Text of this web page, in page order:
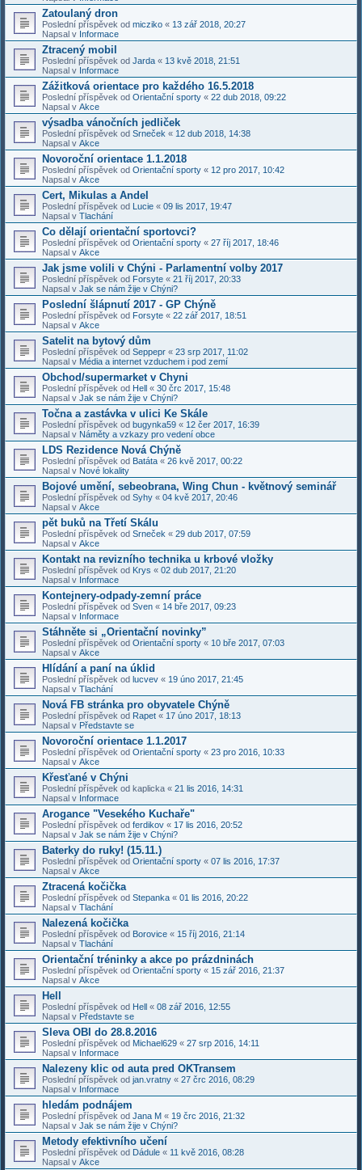
Zatoulaný dron
Poslední příspěvek od micziko « 13 zář 2018, 20:27
Napsal v Informace
Ztracený mobil
Poslední příspěvek od Jarda « 13 kvě 2018, 21:51
Napsal v Informace
Zážitková orientace pro každého 16.5.2018
Poslední příspěvek od Orientační sporty « 22 dub 2018, 09:22
Napsal v Akce
výsadba vánočních jedliček
Poslední příspěvek od Srneček « 12 dub 2018, 14:38
Napsal v Akce
Novoroční orientace 1.1.2018
Poslední příspěvek od Orientační sporty « 12 pro 2017, 10:42
Napsal v Akce
Cert, Mikulas a Andel
Poslední příspěvek od Lucie « 09 lis 2017, 19:47
Napsal v Tlachání
Co dělají orientační sportovci?
Poslední příspěvek od Orientační sporty « 27 říj 2017, 18:46
Napsal v Akce
Jak jsme volili v Chýni - Parlamentní volby 2017
Poslední příspěvek od Forsyte « 21 říj 2017, 20:33
Napsal v Jak se nám žije v Chýni?
Poslední šlápnutí 2017 - GP Chýně
Poslední příspěvek od Forsyte « 22 zář 2017, 18:51
Napsal v Akce
Satelit na bytový dům
Poslední příspěvek od Seppepr « 23 srp 2017, 11:02
Napsal v Média a internet vzduchem i pod zemí
Obchod/supermarket v Chyni
Poslední příspěvek od Hell « 30 črc 2017, 15:48
Napsal v Jak se nám žije v Chýni?
Točna a zastávka v ulici Ke Skále
Poslední příspěvek od bugynka59 « 12 čer 2017, 16:39
Napsal v Náměty a vzkazy pro vedení obce
LDS Rezidence Nová Chýně
Poslední příspěvek od Batáta « 26 kvě 2017, 00:22
Napsal v Nové lokality
Bojové umění, sebeobrana, Wing Chun - květnový seminář
Poslední příspěvek od Syhy « 04 kvě 2017, 20:46
Napsal v Akce
pět buků na Třetí Skálu
Poslední příspěvek od Srneček « 29 dub 2017, 07:59
Napsal v Akce
Kontakt na revizního technika u krbové vložky
Poslední příspěvek od Krys « 02 dub 2017, 21:20
Napsal v Informace
Kontejnery-odpady-zemní práce
Poslední příspěvek od Sven « 14 bře 2017, 09:23
Napsal v Informace
Stáhněte si „Orientační novinky”
Poslední příspěvek od Orientační sporty « 10 bře 2017, 07:03
Napsal v Akce
Hlídání a paní na úklid
Poslední příspěvek od lucvev « 19 úno 2017, 21:45
Napsal v Tlachání
Nová FB stránka pro obyvatele Chýně
Poslední příspěvek od Rapet « 17 úno 2017, 18:13
Napsal v Představte se
Novoroční orientace 1.1.2017
Poslední příspěvek od Orientační sporty « 23 pro 2016, 10:33
Napsal v Akce
Křesťané v Chýni
Poslední příspěvek od kaplicka « 21 lis 2016, 14:31
Napsal v Informace
Arogance "Vesekého Kuchaře"
Poslední příspěvek od ferdikov « 17 lis 2016, 20:52
Napsal v Jak se nám žije v Chýni?
Baterky do ruky! (15.11.)
Poslední příspěvek od Orientační sporty « 07 lis 2016, 17:37
Napsal v Akce
Ztracená kočička
Poslední příspěvek od Stepanka « 01 lis 2016, 20:22
Napsal v Tlachání
Nalezená kočička
Poslední příspěvek od Borovice « 15 říj 2016, 21:14
Napsal v Tlachání
Orientační tréninky a akce po prázdninách
Poslední příspěvek od Orientační sporty « 15 zář 2016, 21:37
Napsal v Akce
Hell
Poslední příspěvek od Hell « 08 zář 2016, 12:55
Napsal v Představte se
Sleva OBI do 28.8.2016
Poslední příspěvek od Michael629 « 27 srp 2016, 14:11
Napsal v Informace
Nalezeny klic od auta pred OKTransem
Poslední příspěvek od jan.vratny « 27 črc 2016, 08:29
Napsal v Informace
hledám podnájem
Poslední příspěvek od Jana M « 19 črc 2016, 21:32
Napsal v Jak se nám žije v Chýni?
Metody efektivního učení
Poslední příspěvek od Dádule « 11 kvě 2016, 08:28
Napsal v Akce